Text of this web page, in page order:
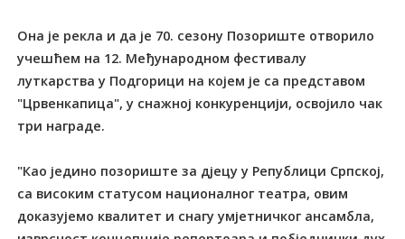
Она је рекла и да је 70. сезону Позориште отворило
учешћем на 12. Међународном фестивалу
луткарства у Подгорици на којем је са представом
"Црвенкапица", у снажној конкуренцији, освојило чак
три награде.
"Као једино позориште за дјецу у Републици Српској,
са високим статусом националног театра, овим
доказујемо квалитет и снагу умјетничког ансамбла,